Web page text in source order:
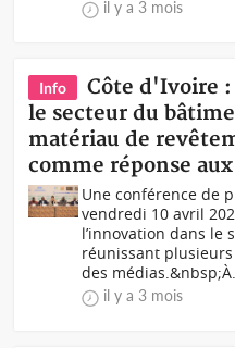
il y a 3 mois
Info
Côte d'Ivoire
le secteur du
matériau de
comme réponse
Une conférence de
vendredi 10 avril
l’innovation dans le
réunissant
des
il y a 3 mois